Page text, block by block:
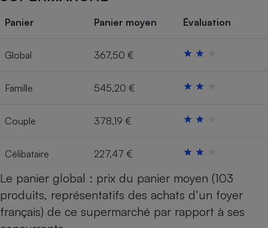
Panier Panier moyen Évaluation
Global 367,50 €
Famille 545,20 €
Couple 378,19 €
Célibataire 227,47 €
Le panier global : prix du panier moyen (103
produits, représentatifs des achats d’un foyer
français) de ce supermarché par rapport à ses